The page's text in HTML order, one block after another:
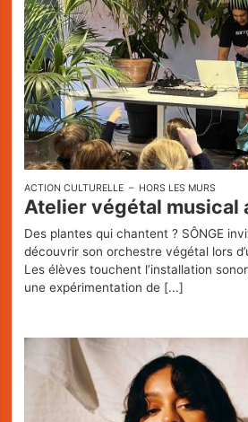
ACTION CULTURELLE HORS LES MURS
Atelier végétal musical
Des plantes qui chantent ? SÔNGE
découvrir son orchestre végétal lors
Les élèves touchent l’installation
une expérimentation de [...]